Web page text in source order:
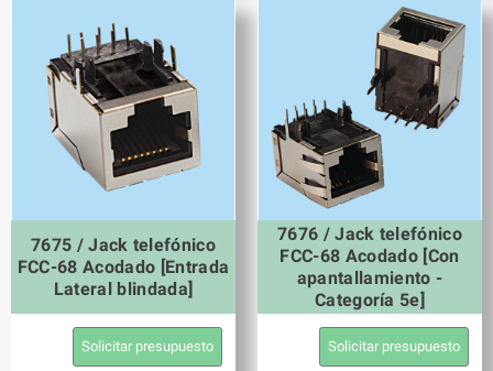
7675 / Jack telefónico
FCC-68 Acodado [Entrada
Lateral blindada]
Solicitar presupuesto
7676 / Jack telefónico
FCC-68 Acodado [Con
apantallamiento -
Categoría 5e]
Solicitar presupuesto